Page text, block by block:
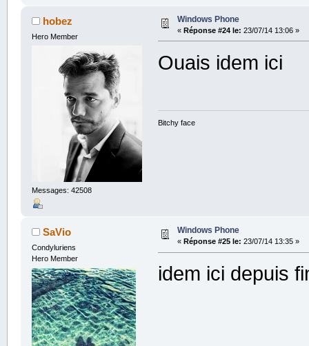
hobez
Hero Member
Messages: 42508
Windows Phone
« Réponse #24 le: 23/07/14 13:06 »
Ouais idem ici
Bitchy face
SaVio
Condyluriens
Hero Member
Windows Phone
« Réponse #25 le: 23/07/14 13:35 »
idem ici depuis